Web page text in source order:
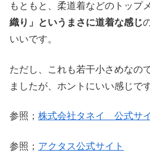
もともと、柔道着などのトップ
織り」というまさに道着な感じ
いいです。
ただし、これも若干小さめなの
ましたが、ホントにいい感じです
参照； 株式会社タネイ 公式サ
参照； アクタス公式サイト